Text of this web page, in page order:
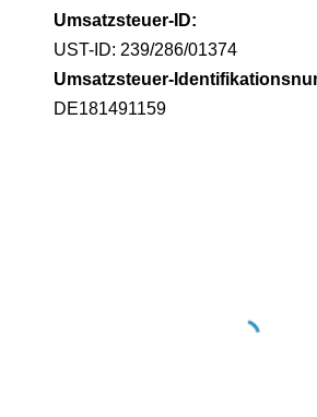
Umsatzsteuer-ID:
UST-ID: 239/286/01374
Umsatzsteuer-
DE181491159